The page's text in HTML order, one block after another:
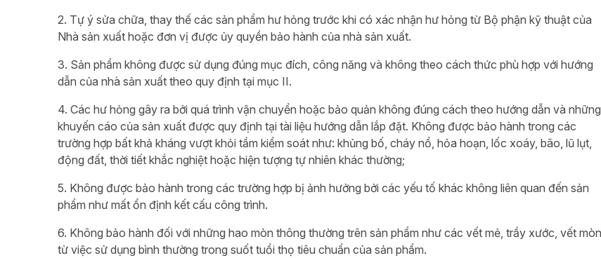
2. Tự ý sửa chữa, thay thế các sản phẩm hư hỏng trước khi có xác nhận hư hỏng từ Bộ phận kỹ thuật của
Nhà sản xuất hoặc đơn vị được ủy quyền bảo hành của nhà sản xuất.
3. Sản phẩm không được sử dụng đúng mục đích, công năng và không theo cách thức phù hợp với hướng
dẫn của nhà sản xuất theo quy định tại mục II.
4. Các hư hỏng gây ra bởi quá trình vận chuyển hoặc bảo quản không đúng cách theo hướng dẫn và những
khuyến cáo của sản xuất được quy định tại tài liệu hướng dẫn lắp đặt. Không được bảo hành trong các
trường hợp bất khả kháng vượt khỏi tầm kiểm soát như: khủng bố, cháy nổ, hỏa hoạn, lốc xoáy, bão, lũ lụt,
động đất, thời tiết khắc nghiệt hoặc hiện tượng tự nhiên khác thường;
5. Không được bảo hành trong các trường hợp bị ảnh hưởng bởi các yếu tố khác không liên quan đến sản
phẩm như mất ổn định kết cấu công trình.
6. Không bảo hành đối với những hao mòn thông thường trên sản phẩm như các vết mẻ, trầy xước, vết mòn
từ việc sử dụng bình thường trong suốt tuổi thọ tiêu chuẩn của sản phẩm.